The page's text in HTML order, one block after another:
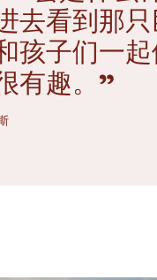
去看到那
子们一起
有趣。”